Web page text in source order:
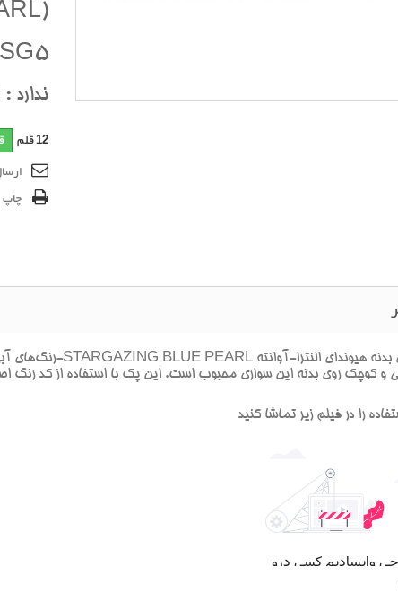
(STARGAZING BLUE PEARL)
SG5 کد رنگ
ندارد
12قلم
چاپ
کوچک روي بدنه اين سواري محبوب است. اين پک با استفاده از کد رنگ
را در فيلم زير تماشا کنيد